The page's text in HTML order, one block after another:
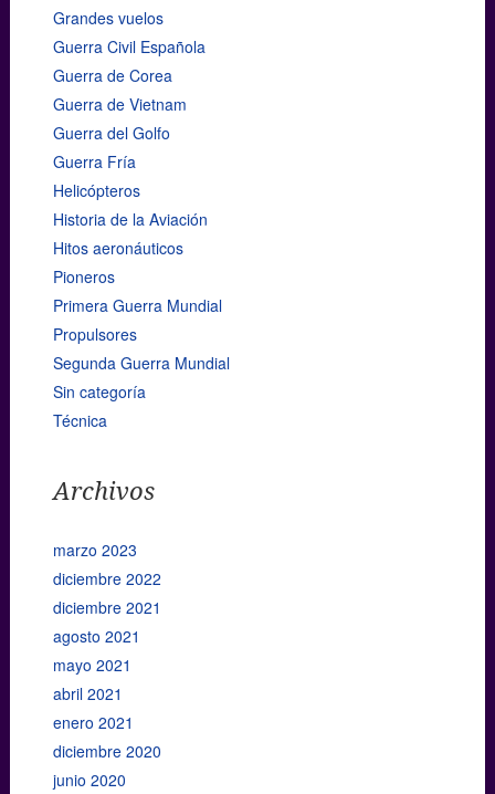
Grandes vuelos
Guerra Civil Española
Guerra de Corea
Guerra de Vietnam
Guerra del Golfo
Guerra Fría
Helicópteros
Historia de la Aviación
Hitos aeronáuticos
Pioneros
Primera Guerra Mundial
Propulsores
Segunda Guerra Mundial
Sin categoría
Técnica
Archivos
marzo 2023
diciembre 2022
diciembre 2021
agosto 2021
mayo 2021
abril 2021
enero 2021
diciembre 2020
junio 2020